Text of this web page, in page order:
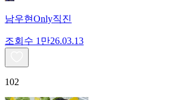
남우현Only직진
조회수 1만26.03.13
102